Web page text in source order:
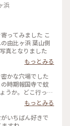
浜
由比ヶ浜 葉山側
真となりました
もっとみる
かな穴場でした
時期報国寺で蚊
うか。どこ行っ
もっとみる